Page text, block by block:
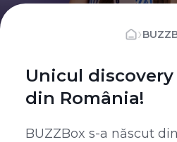
›
Unicul
din România!
BUZZBox s-a născut